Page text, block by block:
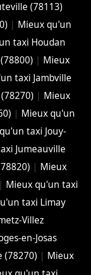
(78113)
| Mieux qu'un
taxi Houdan
| Mieux
taxi Jambville
| Mieux
| Mieux qu'un
taxi Jouy-
Jumeauville
| Mieux
| Mieux qu'un taxi
taxi Limay
Villez
en-Josas
(78270) | Mieux